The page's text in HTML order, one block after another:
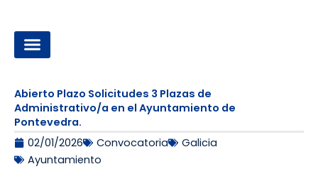
contenido
Abierto Plazo Solicitudes 3 Plazas de
Administrativo/a en el Ayuntamiento de
Pontevedra.
02/01/2026
Convocatoria
Galicia
Ayuntamiento